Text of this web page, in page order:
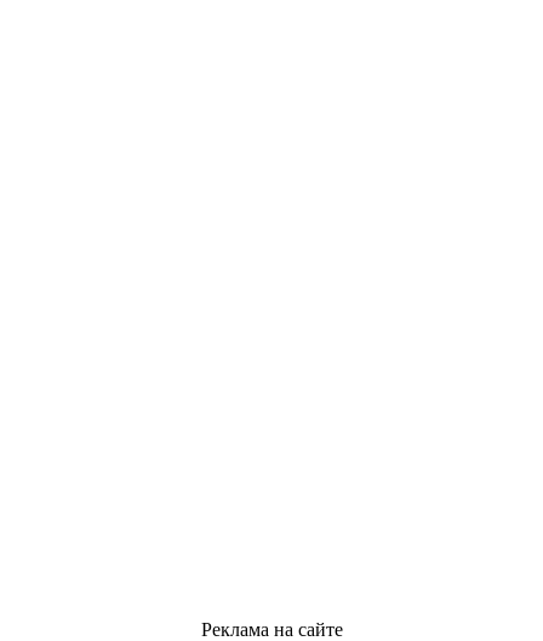
Реклама на сайте